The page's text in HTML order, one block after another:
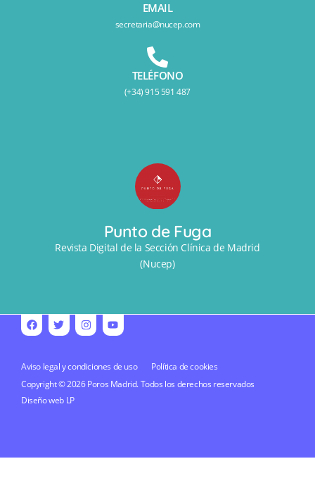
EMAIL
secretaria@nucep.com
TELÉFONO
(+34) 915 591 487
Punto de Fuga
Revista Digital de la Sección Clínica de Madrid
(Nucep)
Aviso legal y condiciones de uso
Política de cookies
Copyright © 2026 Poros Madrid. Todos los derechos reservados
Diseño web LP